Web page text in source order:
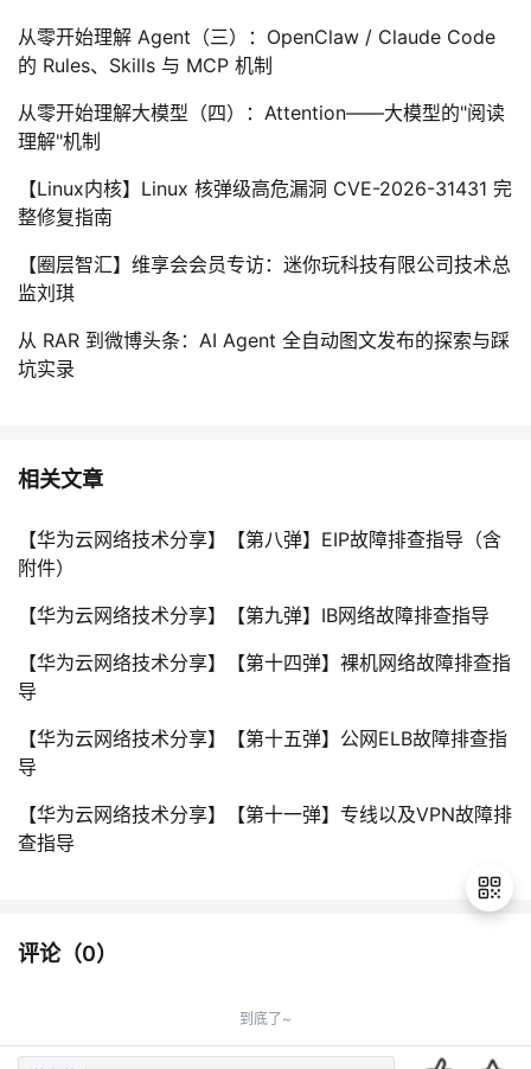
从零开始理解 Agent（三）：OpenClaw / Claude Code
的 Rules、Skills 与 MCP 机制
从零开始理解大模型（四）：Attention——大模型的"阅读
理解"机制
【Linux内核】Linux 核弹级高危漏洞 CVE-2026-31431 完
整修复指南
【圈层智汇】维享会会员专访：迷你玩科技有限公司技术总
监刘琪
从 RAR 到微博头条：AI Agent 全自动图文发布的探索与踩
坑实录
相关文章
【华为云网络技术分享】【第八弹】EIP故障排查指导（含
附件）
【华为云网络技术分享】【第九弹】IB网络故障排查指导
【华为云网络技术分享】【第十四弹】裸机网络故障排查指
导
【华为云网络技术分享】【第十五弹】公网ELB故障排查指
导
【华为云网络技术分享】【第十一弹】专线以及VPN故障排
查指导
评论（0）
到底了~